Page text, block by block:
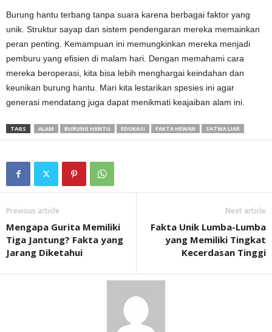
Burung hantu terbang tanpa suara karena berbagai faktor yang
unik. Struktur sayap dan sistem pendengaran mereka memainkan
peran penting. Kemampuan ini memungkinkan mereka menjadi
pemburu yang efisien di malam hari. Dengan memahami cara
mereka beroperasi, kita bisa lebih menghargai keindahan dan
keunikan burung hantu. Mari kita lestarikan spesies ini agar
generasi mendatang juga dapat menikmati keajaiban alam ini.
TAGS ALAM BURUNG HANTU EDUKASI FAKTA HEWAN SATWA LIAR
Previous article
Mengapa Gurita Memiliki
Tiga Jantung? Fakta yang
Jarang Diketahui
Next article
Fakta Unik Lumba-Lumba
yang Memiliki Tingkat
Kecerdasan Tinggi